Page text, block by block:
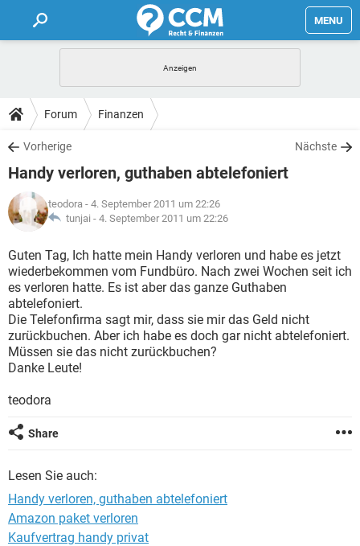
MENU
FORUM
TIPPS
LEXIKON
Forum Finanzen
Vorherige Nächste
Handy verloren, guthaben abtelefoniert
teodora - 4. September 2011 um 22:26
tunjai - 4. September 2011 um 22:26
Guten Tag, Ich hatte mein Handy verloren und habe es jetzt
wiederbekommen vom Fundbüro. Nach zwei Wochen seit ich
es verloren hatte. Es ist aber das ganze Guthaben
abtelefoniert.
Die Telefonfirma sagt mir, dass sie mir das Geld nicht
zurückbuchen. Aber ich habe es doch gar nicht abtelefoniert.
Müssen sie das nicht zurückbuchen?
Danke Leute!
teodora
Share
Lesen Sie auch:
Handy verloren, guthaben abtelefoniert
Amazon paket verloren
Kaufvertrag handy privat